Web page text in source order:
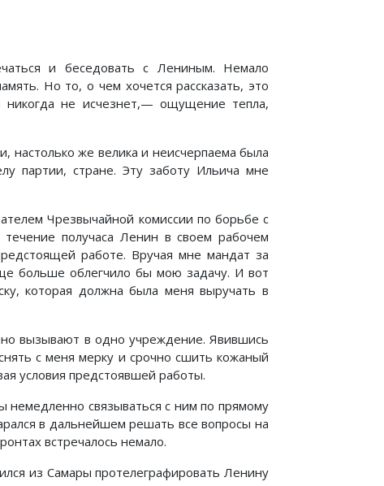
и беседовать с Лениным. Немало
Но то, о чем хочется рассказать, это
не исчезнет,— ощущение тепла,
настолько же велика и неисчерпаема была
партии, стране. Эту заботу Ильича мне
Чрезвычайной комиссии по борьбе с
получаса Ленин в своем рабочем
работе. Вручая мне мандат за
больше облегчило бы мою задачу. И вот
которая должна была меня выручать в
вызывают в одно учреждение. Явившись
с меня мерку и срочно сшить кожаный
условия предстоявшей работы.
связываться с ним по прямому
в дальнейшем решать все вопросы на
встречалось немало.
из Самары протелеграфировать Ленину